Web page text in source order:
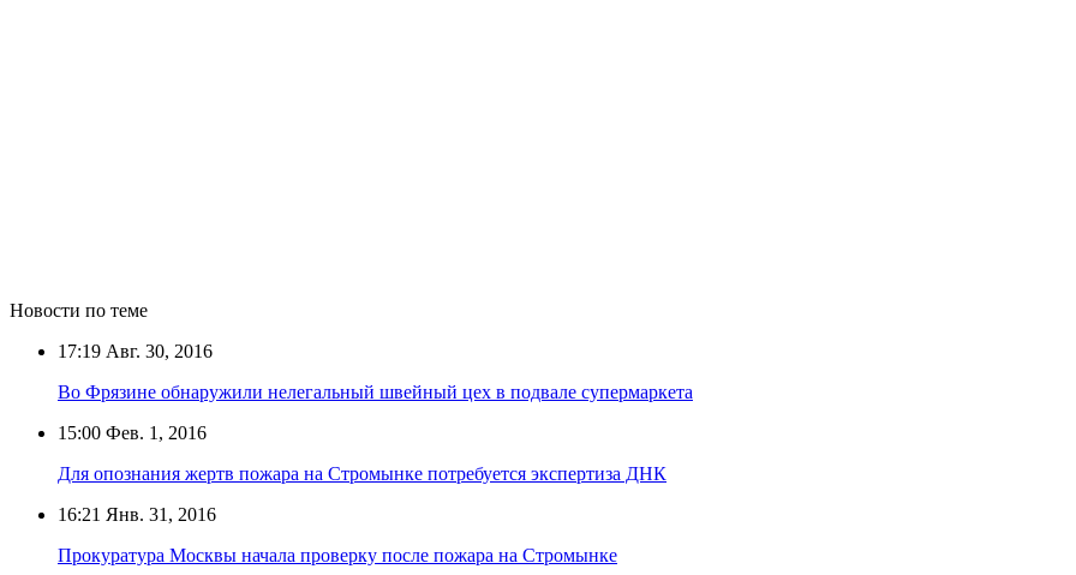
Новости по теме
17:19 Авг. 30, 2016
Во Фрязине обнаружили нелегальный швейный цех в подвале супермаркета
15:00 Фев. 1, 2016
Для опознания жертв пожара на Стромынке потребуется экспертиза ДНК
16:21 Янв. 31, 2016
Прокуратура Москвы начала проверку после пожара на Стромынке